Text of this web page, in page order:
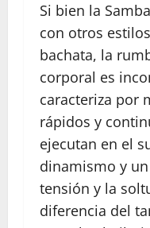
Si bien la
con otros
bachata, la
corporal es
caracteriza por
rápidos y
ejecutan en el
dinamismo y
tensión y la
diferencia del